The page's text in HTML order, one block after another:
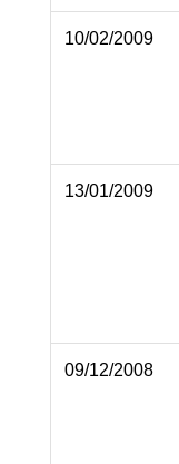
10/02/2009
13/01/2009
09/12/2008